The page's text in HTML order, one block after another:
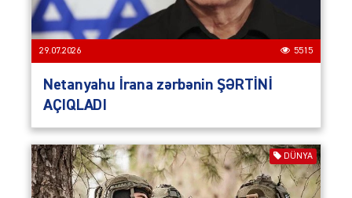
29.07.2026 5515
Netanyahu İrana zərbənin ŞƏRTİNİ
AÇIQLADI
DÜNYA